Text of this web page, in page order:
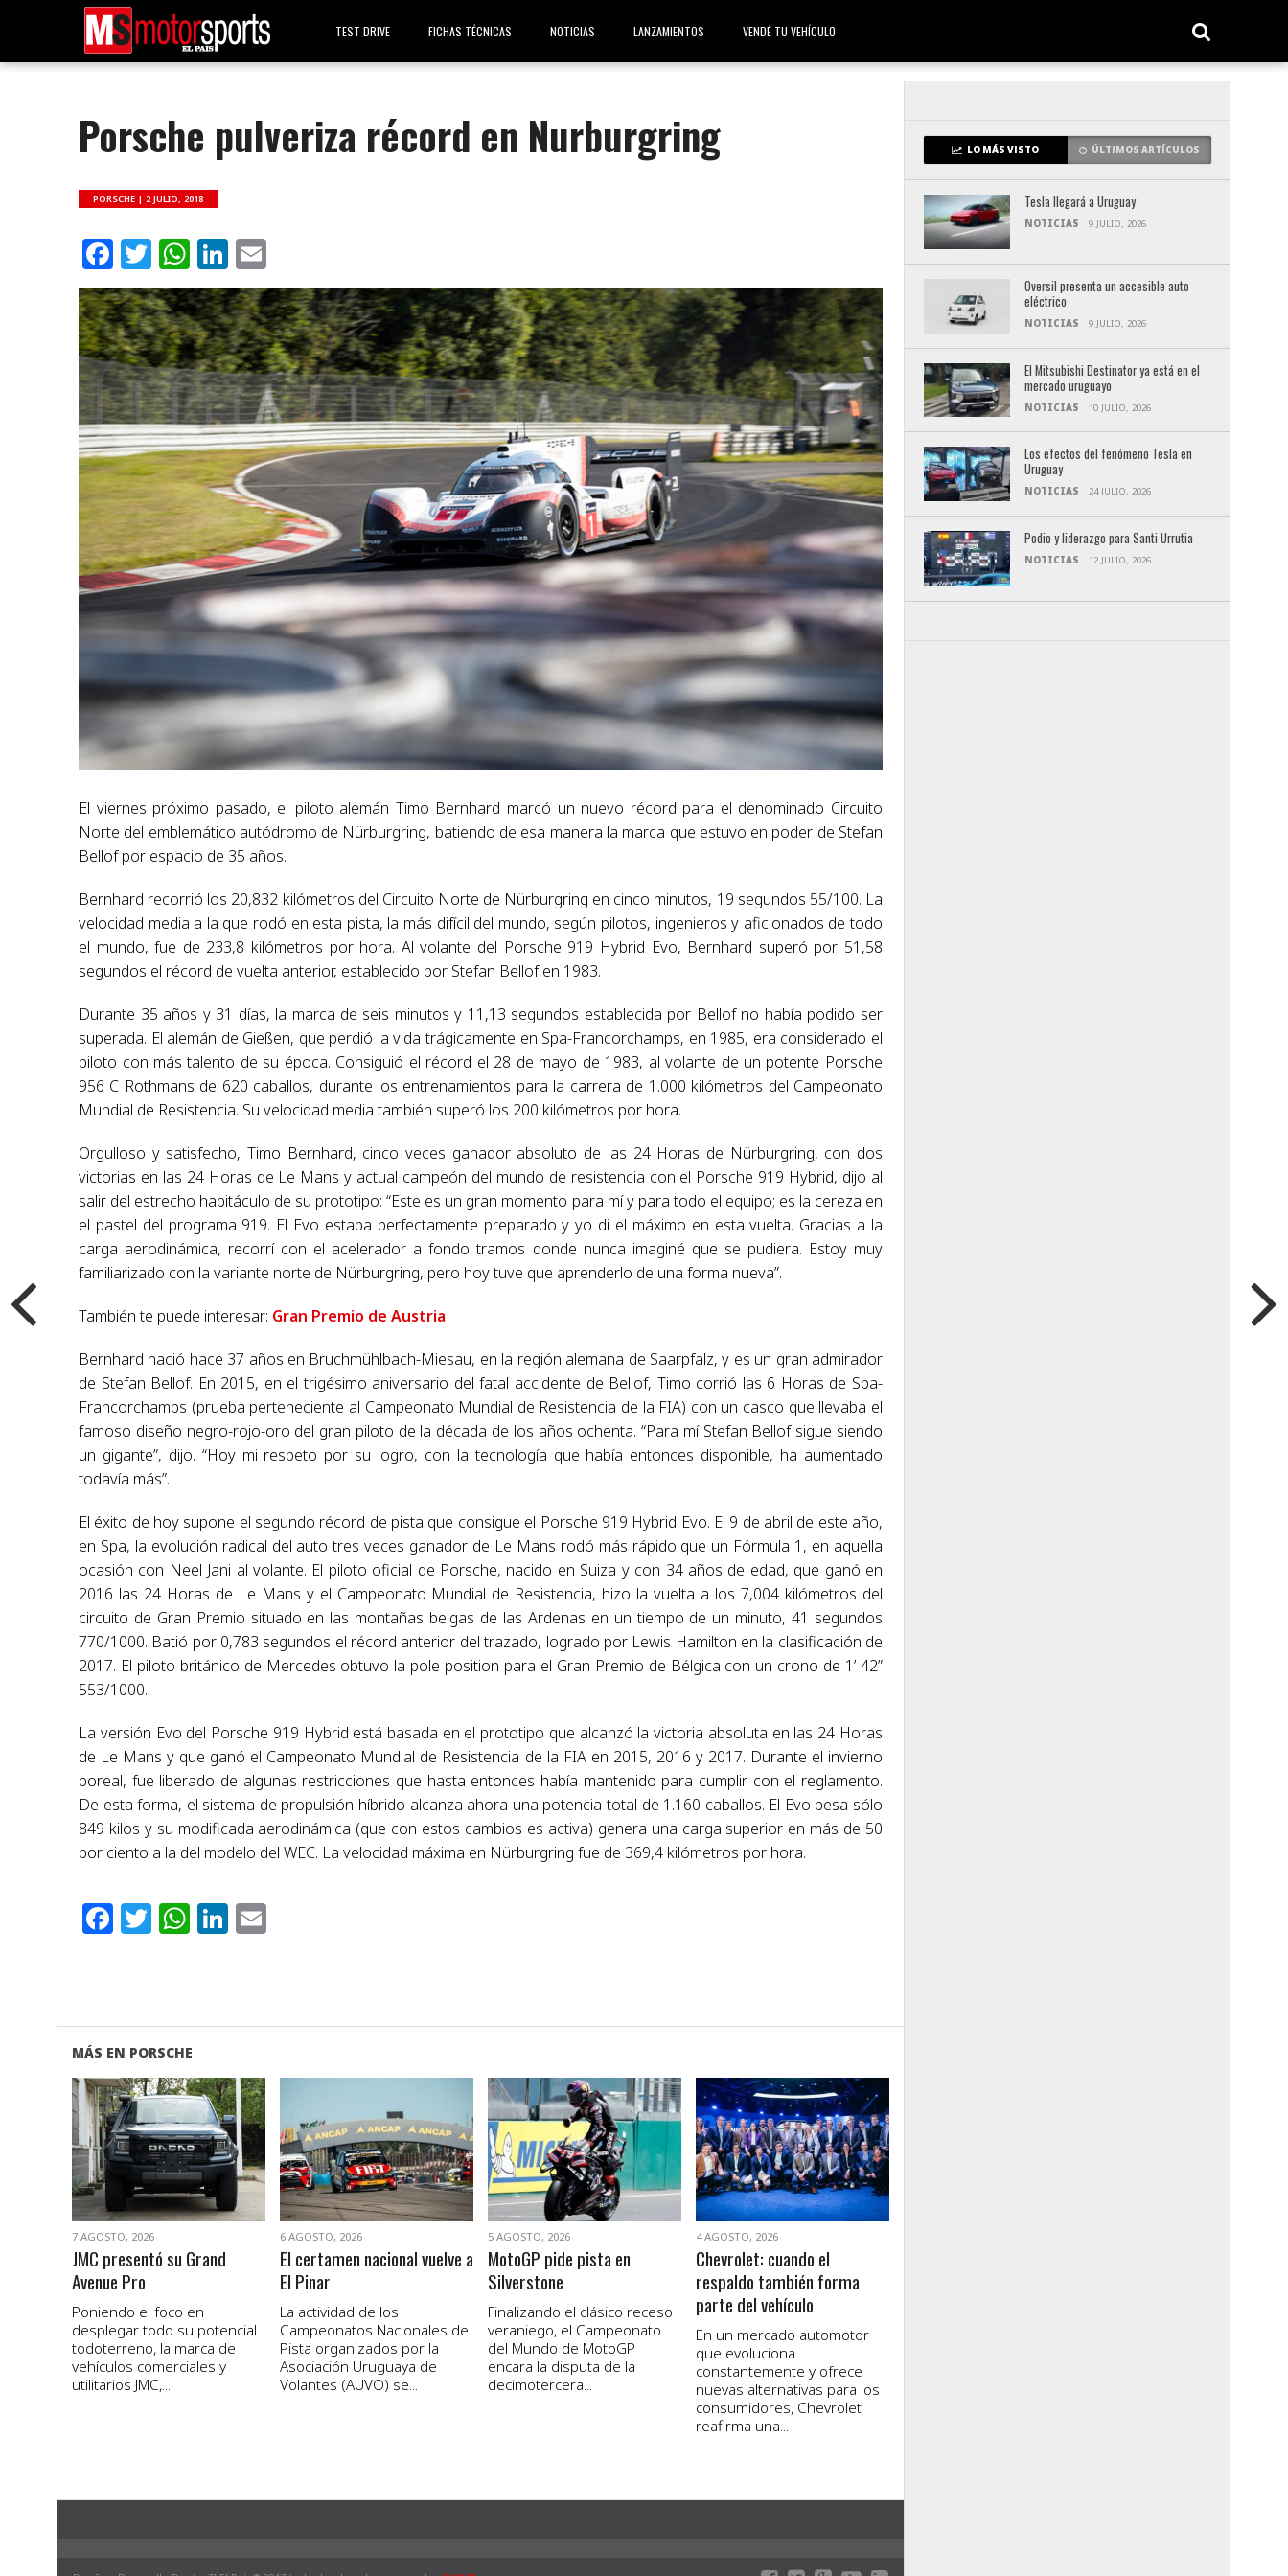
TEST DRIVE FICHAS TÉCNICAS NOTICIAS LANZAMIENTOS VENDÉ TU VEHÍCULO
Porsche pulveriza récord en Nurburgring
PORSCHE |2 JULIO, 2018
Facebook
Twitter
WhatsApp
LinkedIn
El viernes próximo pasado, el piloto alemán Timo Bernhard marcó un nuevo récord para el denominado Circuito
Norte del emblemático autódromo de Nürburgring, batiendo de esa manera la marca que estuvo en poder de Stefan
Bellof por espacio de 35 años.
Bernhard recorrió los 20,832 kilómetros del Circuito Norte de Nürburgring en cinco minutos, 19 segundos 55/100. La
velocidad media a la que rodó en esta pista, la más difícil del mundo, según pilotos, ingenieros y aficionados de todo
el mundo, fue de 233,8 kilómetros por hora. Al volante del Porsche 919 Hybrid Evo, Bernhard superó por 51,58
segundos el récord de vuelta anterior, establecido por Stefan Bellof en 1983.
Durante 35 años y 31 días, la marca de seis minutos y 11,13 segundos establecida por Bellof no había podido ser
superada. El alemán de Gießen, que perdió la vida trágicamente en Spa-Francorchamps, en 1985, era considerado el
piloto con más talento de su época. Consiguió el récord el 28 de mayo de 1983, al volante de un potente Porsche
956 C Rothmans de 620 caballos, durante los entrenamientos para la carrera de 1.000 kilómetros del Campeonato
Mundial de Resistencia. Su velocidad media también superó los 200 kilómetros por hora.
Orgulloso y satisfecho, Timo Bernhard, cinco veces ganador absoluto de las 24 Horas de Nürburgring, con dos
victorias en las 24 Horas de Le Mans y actual campeón del mundo de resistencia con el Porsche 919 Hybrid, dijo al
salir del estrecho habitáculo de su prototipo: “Este es un gran momento para mí y para todo el equipo; es la cereza en
el pastel del programa 919. El Evo estaba perfectamente preparado y yo di el máximo en esta vuelta. Gracias a la
carga aerodinámica, recorrí con el acelerador a fondo tramos donde nunca imaginé que se pudiera. Estoy muy
familiarizado con la variante norte de Nürburgring, pero hoy tuve que aprenderlo de una forma nueva”.
También te puede interesar: Gran Premio de Austria
Bernhard nació hace 37 años en Bruchmühlbach-Miesau, en la región alemana de Saarpfalz, y es un gran admirador
de Stefan Bellof. En 2015, en el trigésimo aniversario del fatal accidente de Bellof, Timo corrió las 6 Horas de Spa-
Francorchamps (prueba perteneciente al Campeonato Mundial de Resistencia de la FIA) con un casco que llevaba el
famoso diseño negro-rojo-oro del gran piloto de la década de los años ochenta. “Para mí Stefan Bellof sigue siendo
un gigante”, dijo. “Hoy mi respeto por su logro, con la tecnología que había entonces disponible, ha aumentado
todavía más”.
El éxito de hoy supone el segundo récord de pista que consigue el Porsche 919 Hybrid Evo. El 9 de abril de este año,
en Spa, la evolución radical del auto tres veces ganador de Le Mans rodó más rápido que un Fórmula 1, en aquella
ocasión con Neel Jani al volante. El piloto oficial de Porsche, nacido en Suiza y con 34 años de edad, que ganó en
2016 las 24 Horas de Le Mans y el Campeonato Mundial de Resistencia, hizo la vuelta a los 7,004 kilómetros del
circuito de Gran Premio situado en las montañas belgas de las Ardenas en un tiempo de un minuto, 41 segundos
770/1000. Batió por 0,783 segundos el récord anterior del trazado, logrado por Lewis Hamilton en la clasificación de
2017. El piloto británico de Mercedes obtuvo la pole position para el Gran Premio de Bélgica con un crono de 1’ 42”
553/1000.
La versión Evo del Porsche 919 Hybrid está basada en el prototipo que alcanzó la victoria absoluta en las 24 Horas
de Le Mans y que ganó el Campeonato Mundial de Resistencia de la FIA en 2015, 2016 y 2017. Durante el invierno
boreal, fue liberado de algunas restricciones que hasta entonces había mantenido para cumplir con el reglamento.
De esta forma, el sistema de propulsión híbrido alcanza ahora una potencia total de 1.160 caballos. El Evo pesa sólo
849 kilos y su modificada aerodinámica (que con estos cambios es activa) genera una carga superior en más de 50
por ciento a la del modelo del WEC. La velocidad máxima en Nürburgring fue de 369,4 kilómetros por hora.
Facebook
Twitter
WhatsApp
LinkedIn
MÁS EN PORSCHE
VER NOTA
7 AGOSTO, 2026
JMC presentó su Grand
Avenue Pro
Poniendo el foco en
desplegar todo su potencial
todoterreno, la marca de
vehículos comerciales y
utilitarios JMC,...
VER NOTA
6 AGOSTO, 2026
El certamen nacional vuelve a
El Pinar
La actividad de los
Campeonatos Nacionales de
Pista organizados por la
Asociación Uruguaya de
Volantes (AUVO) se...
VER NOTA
5 AGOSTO, 2026
MotoGP pide pista en
Silverstone
Finalizando el clásico receso
veraniego, el Campeonato
del Mundo de MotoGP
encara la disputa de la
decimotercera...
VER NOTA
4 AGOSTO, 2026
Chevrolet: cuando el
respaldo también forma
parte del vehículo
En un mercado automotor
que evoluciona
constantemente y ofrece
nuevas alternativas para los
consumidores, Chevrolet
reafirma una...
LO MÁS VISTO ÚLTIMOS ARTÍCULOS
Tesla llegará a Uruguay
NOTICIAS 9 JULIO, 2026
Oversil presenta un accesible auto
eléctrico
NOTICIAS 9 JULIO, 2026
El Mitsubishi Destinator ya está en el
mercado uruguayo
NOTICIAS 10 JULIO, 2026
Los efectos del fenómeno Tesla en
Uruguay
NOTICIAS 24 JULIO, 2026
Podio y liderazgo para Santi Urrutia
NOTICIAS 12 JULIO, 2026